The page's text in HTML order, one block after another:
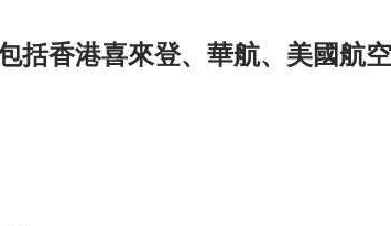
括香港喜來登、華航、美國航空